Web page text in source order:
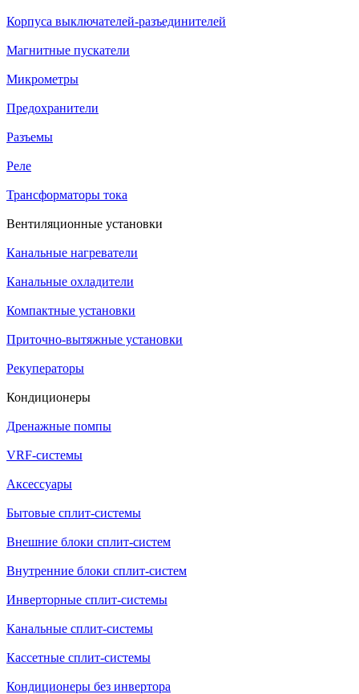
Корпуса выключателей-разъединителей
Магнитные пускатели
Микрометры
Предохранители
Разъемы
Реле
Трансформаторы тока
Вентиляционные установки
Канальные нагреватели
Канальные охладители
Компактные установки
Приточно-вытяжные установки
Рекуператоры
Кондиционеры
Дренажные помпы
VRF-системы
Аксессуары
Бытовые сплит-системы
Внешние блоки сплит-систем
Внутренние блоки сплит-систем
Инверторные сплит-системы
Канальные сплит-системы
Кассетные сплит-системы
Кондиционеры без инвертора